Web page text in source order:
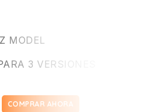
MODEL
3 VERSIONES
COMPRAR AHORA